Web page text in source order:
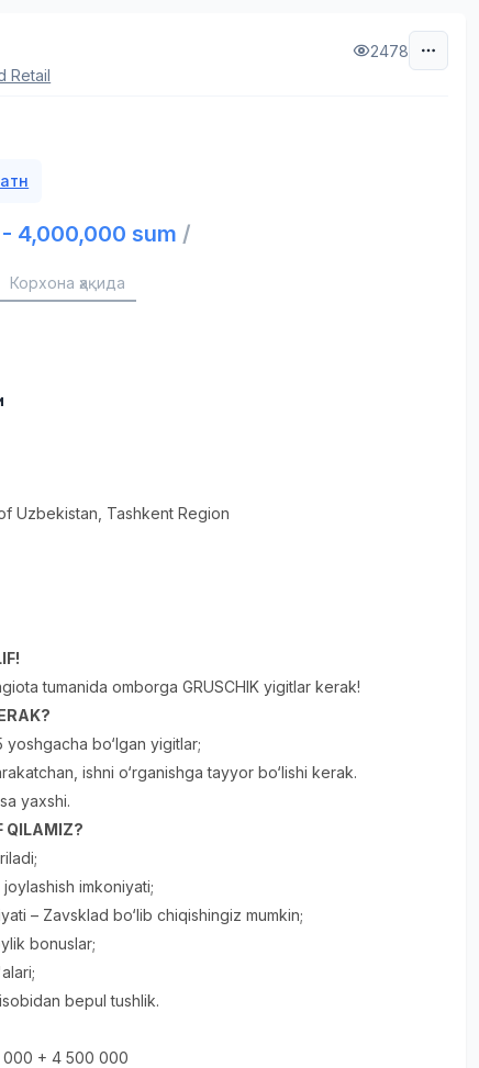
Retail
2478
4,000,000 sum /
Корхона ҳақида
Uzbekistan , Tashkent Region
tumanida omborga GRUSCHIK yigitlar kerak!
yoshgacha bo‘lgan yigitlar;
ishni o‘rganishga tayyor bo‘lishi kerak.
yaxshi.
QILAMIZ?
joylashish imkoniyati;
– Zavsklad bo‘lib chiqishingiz mumkin;
bonuslar;
bepul tushlik.
000 + 4 500 000